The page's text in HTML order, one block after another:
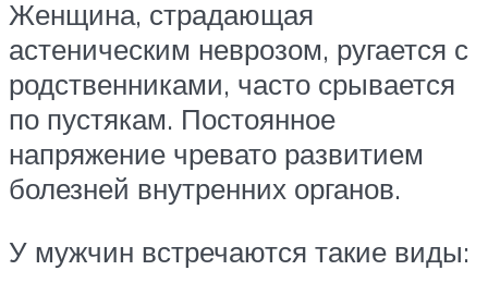
Женщина, страдающая
астеническим неврозом, ругается с
родственниками, часто срывается
по пустякам. Постоянное
напряжение чревато развитием
болезней внутренних органов.
У мужчин встречаются такие виды: